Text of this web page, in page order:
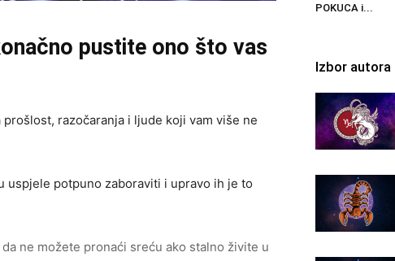
pustite ono što vas
razočaranja i ljude koji vam više ne
potpuno zaboraviti i upravo ih je to
ne možete pronaći sreću ako stalno živite u
POKUCA i...
Izbor autora